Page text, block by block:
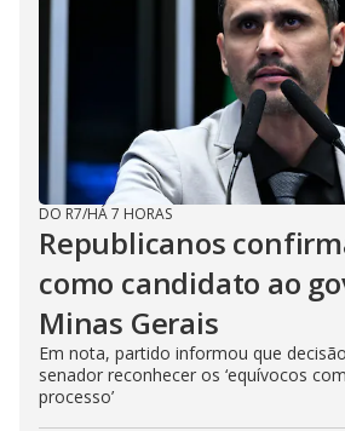
DO R7/HÁ 7 HORAS
Republicanos
como candidato ao
Minas Gerais
Em nota, partido informou que
senador reconhecer os ‘equívocos
processo’